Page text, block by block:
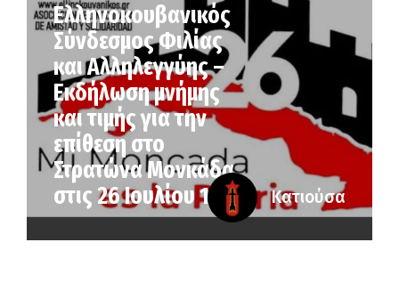
Ελληνοκουβανικός
Σύνδεσμος Φιλίας
και Αλληλεγγύης –
Εκδήλωση μνήμης
και τιμής για την
επίθεση στο
Στρατώνα Μονκάδα
στις 26 Ιουλίου 1953
Κατιούσα